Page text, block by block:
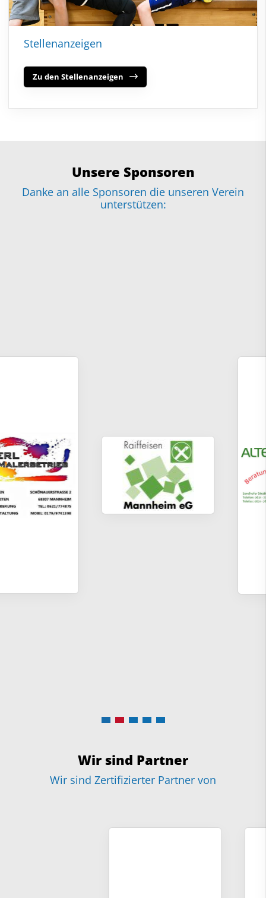
Stellenanzeigen
Zu den Stellenanzeigen
Unsere Sponsoren
Danke an alle Sponsoren die unseren Verein
unterstützen:
Wir sind Partner
Wir sind Zertifizierter Partner von